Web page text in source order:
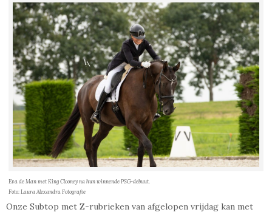
Eva de Man met King Clooney na hun winnende PSG-debuut.
Foto: Laura Alexandra Fotografie
Onze Subtop met Z-rubrieken van afgelopen vrijdag kan met